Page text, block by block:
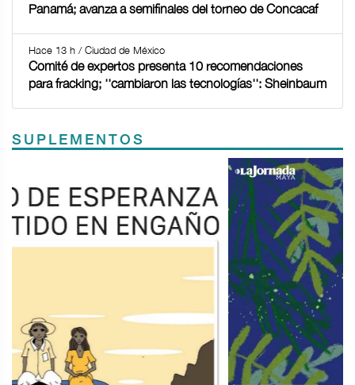
Panamá; avanza a semifinales del torneo de Concacaf
Hace 13 h / Ciudad de México
Comité de expertos presenta 10 recomendaciones
para fracking; ''cambiaron las tecnologías'': Sheinbaum
SUPLEMENTOS